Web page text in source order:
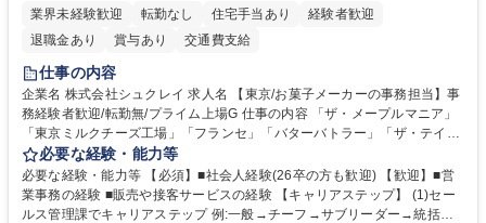
業界未経験歓迎
転勤なし 住宅手当あり
経験者歓迎
退職金あり
賞与あり 交通費支給
仕事の内容
企業名 株式会社シュクレイ 求人名 【東京/お菓子メーカーの事務担当】事
務経験者歓迎/転勤無/プライム上場G 仕事の内容 「ザ・メープルマニア」
「東京ミルクチーズ工場」「フランセ」「バターバトラー」「ザ・テイラ
ー」「DROOLY」等のブランドを多数展開する当社にて、オリジナル菓子
ブランド商品の事務業務をお任せいたします。 【具体的な業務内容】 ■店
舗からの発注受付/PC入力業務 ■受電対応(社内/社外) ■商品のマスター登
録 ■日々の売上抽出・報告 ■提携企業への書類送付業務 ■契約書管理業務
必要な経験・能力等
必要な経験・能力等 【必須】■社会人経験(26卒の方も歓迎) 【歓迎】■営
業事務の経験 ■販売や接客サービスの経験 【キャリアステップ】 (1)セー
ルス管理課でキャリアステップ 例:一般→チーフ→サブリーダー→統括リ